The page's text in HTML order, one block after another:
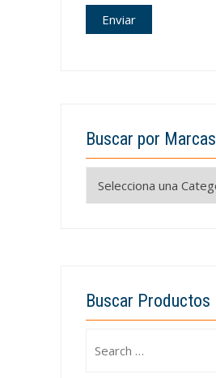
Buscar por Marcas
Buscar Productos
for: